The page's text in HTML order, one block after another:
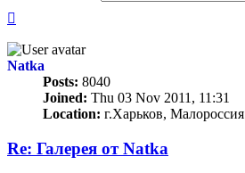
Natka
Posts: 8040
Joined: Thu 03 Nov 2011, 11:31
Location: г.Харьков, Малороссия
Re: Галерея от Natka